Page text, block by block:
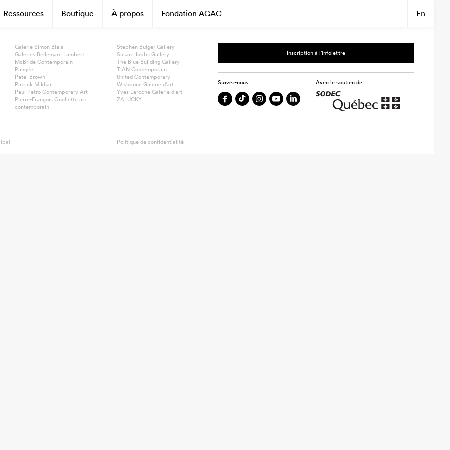
Ressources Boutique À propos Fondation AGAC En
Galerie Simon Blais
Galeries Bellemare Lambert
McBride Contemporain
Pangée
Patel Brown
Patrick Mikhail
Paul Petro Contemporary Art
Pierre-François Ouellette art
contemporain
Stephen Bulger Gallery
Susan Hobbs Gallery
The Blue Building Gallery
TIAN Contemporain
United Contemporary
Wishbone Galerie d’art
Yves Laroche Galerie d’art
ZALUCKY
Inscription à l’infolettre
Suivez-nous Avec le soutien de
Politique de confidentialité